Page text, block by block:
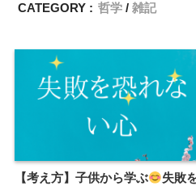
CATEGORY : 哲学 雑記
【考え方】子供から学ぶ
失敗